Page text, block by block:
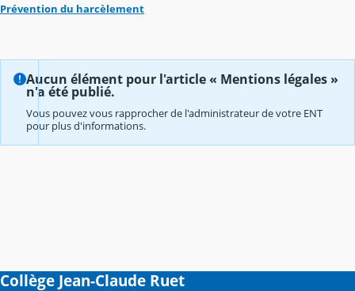
Prévention du harcèlement
Aucun élément pour l'article « Mentions légales »
n'a été publié.
Vous pouvez vous rapprocher de l'administrateur de votre ENT
pour plus d'informations.
Collège Jean-Claude Ruet